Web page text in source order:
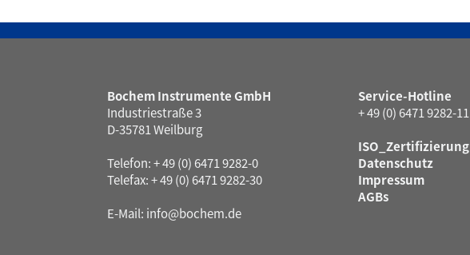
Bochem Instrumente GmbH
Industriestraße 3
D-35781 Weilburg
Telefon: + 49 (0) 6471 9282-0
Telefax: + 49 (0) 6471 9282-30
E-Mail: info@bochem.de
Service-Hotline
+ 49 (0) 6471 9282-11
ISO_Zertifizierung
Datenschutz
Impressum
AGBs